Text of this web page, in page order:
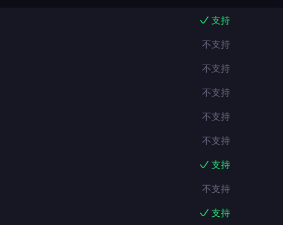
支持
不支持
不支持
不支持
不支持
不支持
支持
不支持
支持